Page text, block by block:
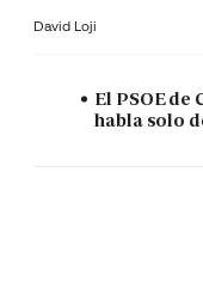
David Loji
El PSOE de
habla solo